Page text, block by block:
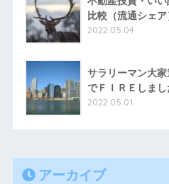
比較（流通シェア
2022.05.04
サラリーマン大
でＦＩＲＥしまし
2022.05.01
アーカイブ